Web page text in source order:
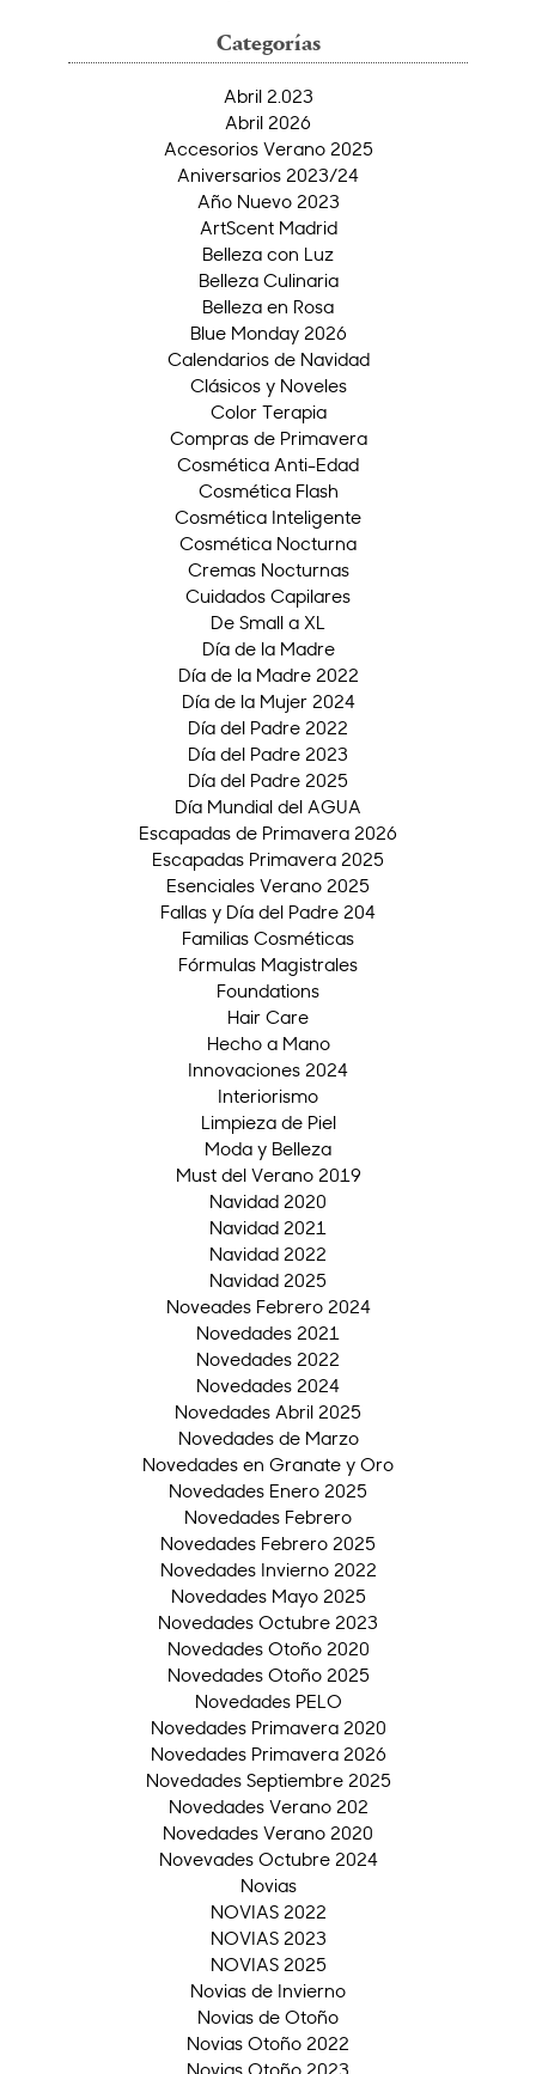
Categorías
Abril 2.023
Abril 2026
Accesorios Verano 2025
Aniversarios 2023/24
Año Nuevo 2023
ArtScent Madrid
Belleza con Luz
Belleza Culinaria
Belleza en Rosa
Blue Monday 2026
Calendarios de Navidad
Clásicos y Noveles
Color Terapia
Compras de Primavera
Cosmética Anti-Edad
Cosmética Flash
Cosmética Inteligente
Cosmética Nocturna
Cremas Nocturnas
Cuidados Capilares
De Small a XL
Día de la Madre
Día de la Madre 2022
Día de la Mujer 2024
Día del Padre 2022
Día del Padre 2023
Día del Padre 2025
Día Mundial del AGUA
Escapadas de Primavera 2026
Escapadas Primavera 2025
Esenciales Verano 2025
Fallas y Día del Padre 204
Familias Cosméticas
Fórmulas Magistrales
Foundations
Hair Care
Hecho a Mano
Innovaciones 2024
Interiorismo
Limpieza de Piel
Moda y Belleza
Must del Verano 2019
Navidad 2020
Navidad 2021
Navidad 2022
Navidad 2025
Noveades Febrero 2024
Novedades 2021
Novedades 2022
Novedades 2024
Novedades Abril 2025
Novedades de Marzo
Novedades en Granate y Oro
Novedades Enero 2025
Novedades Febrero
Novedades Febrero 2025
Novedades Invierno 2022
Novedades Mayo 2025
Novedades Octubre 2023
Novedades Otoño 2020
Novedades Otoño 2025
Novedades PELO
Novedades Primavera 2020
Novedades Primavera 2026
Novedades Septiembre 2025
Novedades Verano 202
Novedades Verano 2020
Novevades Octubre 2024
Novias
NOVIAS 2022
NOVIAS 2023
NOVIAS 2025
Novias de Invierno
Novias de Otoño
Novias Otoño 2022
Novias Otoño 2023